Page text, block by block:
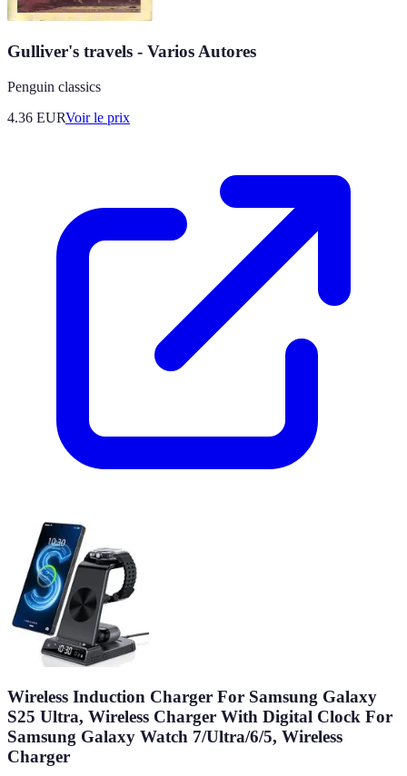
Gulliver's travels - Varios Autores
Penguin classics
4.36 EURVoir le prix
Wireless Induction Charger For Samsung Galaxy
S25 Ultra, Wireless Charger With Digital Clock For
Samsung Galaxy Watch 7/Ultra/6/5, Wireless
Charger